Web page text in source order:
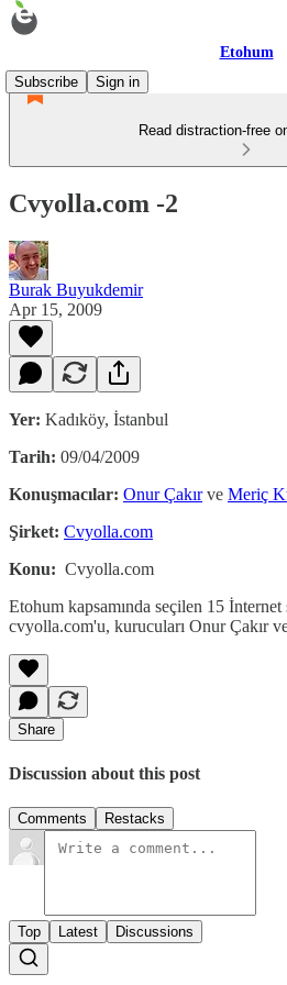
Etohum
Subscribe
Sign in
Read distraction-free
Cvyolla.com -2
Burak Buyukdemir
Apr 15, 2009
Yer: Kadıköy, İstanbul
Tarih: 09/04/2009
Konuşmacılar: Onur Çakırve Meriç
Şirket: Cvyolla.com
Konu: Cvyolla.com
Etohum kapsamında seçilen 15
cvyolla.com'u, kurucuları Onur Çakır
Share
Discussion about this post
Comments Restacks
Top Latest Discussions